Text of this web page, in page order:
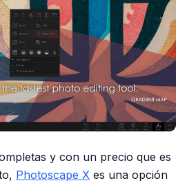
y con un precio que es
Photoscape X es una opción